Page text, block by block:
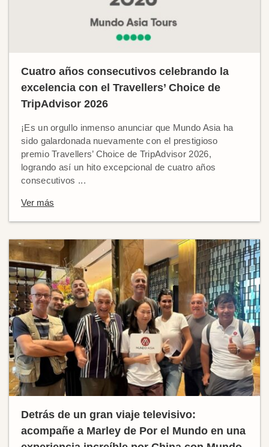
Cuatro años consecutivos celebrando la
excelencia con el Travellers’ Choice de
TripAdvisor 2026
¡Es un orgullo inmenso anunciar que Mundo Asia ha
sido galardonada nuevamente con el prestigioso
premio Travellers’ Choice de TripAdvisor 2026,
logrando así un hito excepcional de cuatro años
consecutivos ...
Ver más
Detrás de un gran viaje televisivo:
acompañe a Marley de Por el Mundo en una